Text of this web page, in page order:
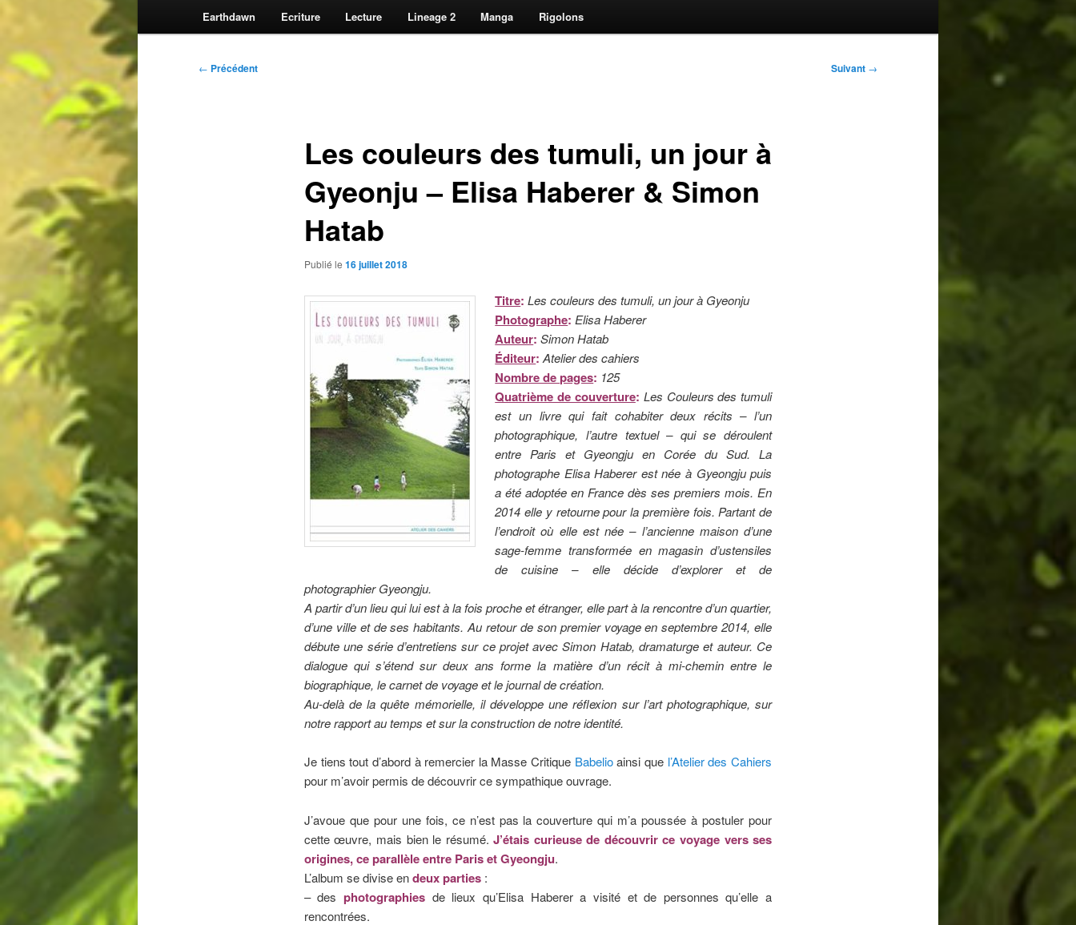
Earthdawn Ecriture Lecture Lineage 2 Manga Rigolons
Navigation
← Précédent Suivant →
Les couleurs des tumuli, un jour à
Gyeonju – Elisa Haberer & Simon
Hatab
Publié le 16 juillet 2018
Titre: Les couleurs des tumuli, un jour à Gyeonju
Photographe: Elisa Haberer
Auteur:Simon Hatab
Éditeur: Atelier des cahiers
Nombre de pages: 125
Quatrième de couverture: Les Couleurs des tumuli
est un livre qui fait cohabiter deux récits – l’un
photographique, l’autre textuel – qui se déroulent
entre Paris et Gyeongju en Corée du Sud. La
photographe Elisa Haberer est née à Gyeongju puis
a été adoptée en France dès ses premiers mois. En
2014 elle y retourne pour la première fois. Partant de
l’endroit où elle est née – l’ancienne maison d’une
sage-femme transformée en magasin d’ustensiles
de cuisine – elle décide d’explorer et de
photographier Gyeongju.
A partir d’un lieu qui lui est à la fois proche et étranger, elle part à la rencontre d’un quartier,
d’une ville et de ses habitants. Au retour de son premier voyage en septembre 2014, elle
débute une série d’entretiens sur ce projet avec Simon Hatab, dramaturge et auteur. Ce
dialogue qui s’étend sur deux ans forme la matière d’un récit à mi-chemin entre le
biographique, le carnet de voyage et le journal de création.
Au-delà de la quête mémorielle, il développe une réflexion sur l’art photographique, sur
notre rapport au temps et sur la construction de notre identité.
Je tiens tout d’abord à remercier la Masse Critique Babelioainsi que l’Atelier des Cahiers
pour m’avoir permis de découvrir ce sympathique ouvrage.
J’avoue que pour une fois, ce n’est pas la couverture qui m’a poussée à postuler pour
cette œuvre, mais bien le résumé.J’étais curieuse de découvrir ce voyage vers ses
origines, ce parallèle entre Paris et Gyeongju.
L’album se divise endeux parties:
– desphotographies de lieux qu’Elisa Haberer a visité et de personnes qu’elle a
rencontrées.